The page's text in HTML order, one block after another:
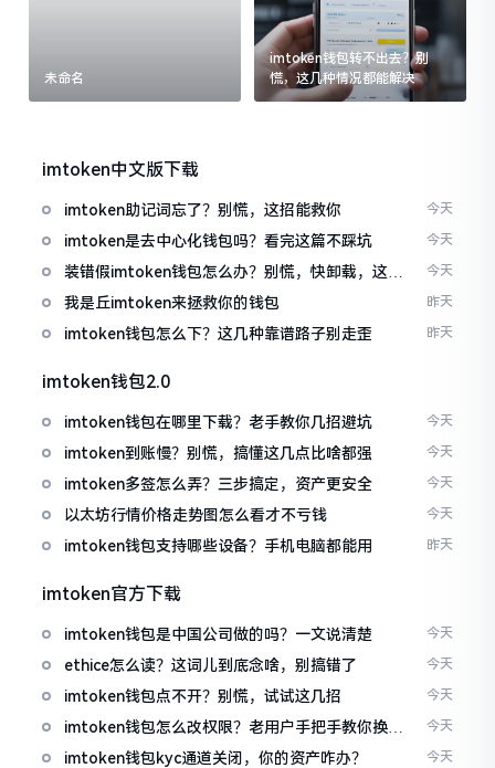
未命名
imtoken钱包转不出去？别
慌，这几种情况都能解决
imtoken中文版下载
imtoken助记词忘了？别慌，这招能救你 今天
imtoken是去中心化钱包吗？看完这篇不踩坑 今天
装错假imtoken钱包怎么办？别慌，快卸载，这几
招能救急
今天
我是丘imtoken来拯救你的钱包 昨天
imtoken钱包怎么下？这几种靠谱路子别走歪 昨天
imtoken钱包2.0
imtoken钱包在哪里下载？老手教你几招避坑 今天
imtoken到账慢？别慌，搞懂这几点比啥都强 今天
imtoken多签怎么弄？三步搞定，资产更安全 今天
以太坊行情价格走势图怎么看才不亏钱 今天
imtoken钱包支持哪些设备？手机电脑都能用 昨天
imtoken官方下载
imtoken钱包是中国公司做的吗？一文说清楚 今天
ethice怎么读？这词儿到底念啥，别搞错了 今天
imtoken钱包点不开？别慌，试试这几招 今天
imtoken钱包怎么改权限？老用户手把手教你换主
人
今天
imtoken钱包kyc通道关闭，你的资产咋办？ 今天